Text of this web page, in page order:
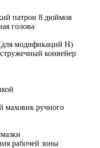
патрон 8 дюймов
голова
модификаций H)
конвейер
ручного
рабочей зоны